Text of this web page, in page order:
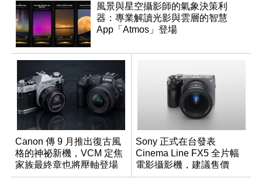
風景與星空攝影師的氣象決策利
器：專業解讀光影與雲層的智慧
App「Atmos」登場
Canon 傳 9 月推出復古風
格的神祕新機，VCM 定焦
家族最終章也將壓軸登場
Sony 正式在台發表
Cinema Line FX5 全片幅
電影攝影機，建議售價
NT$144,980